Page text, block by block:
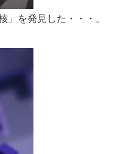
を発見した・・・。